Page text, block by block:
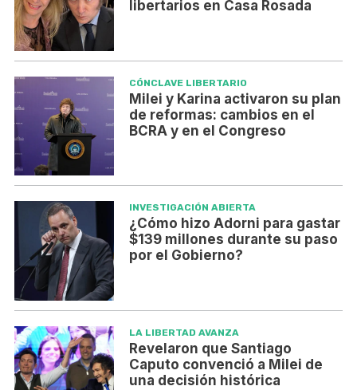
libertarios en Casa Rosada
CÓNCLAVE LIBERTARIO
Milei y Karina activaron su plan
de reformas: cambios en el
BCRA y en el Congreso
INVESTIGACIÓN ABIERTA
¿Cómo hizo Adorni para gastar
$139 millones durante su paso
por el Gobierno?
LA LIBERTAD AVANZA
Revelaron que Santiago
Caputo convenció a Milei de
una decisión histórica